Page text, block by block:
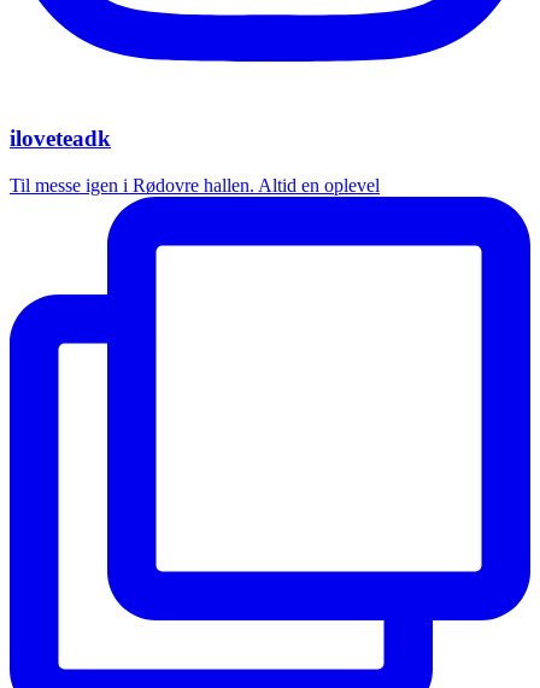
iloveteadk
Til messe igen i Rødovre hallen. Altid en oplevel